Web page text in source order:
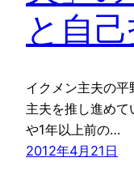
と自
イクメン主夫の
主夫を推し進め
や1年以上前の…
2012年4月21日